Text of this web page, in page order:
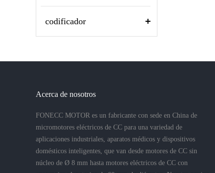
codificador
Acerca de nosotros
FONECC MOTOR es un fabricante con sede en China de
micromotores eléctricos de CC para una variedad de
aplicaciones industriales, aparatos médicos y dispositivos
domésticos inteligentes, que van desde motores de CC sin
núcleo de Ø 8 mm hasta motores eléctricos de CC con